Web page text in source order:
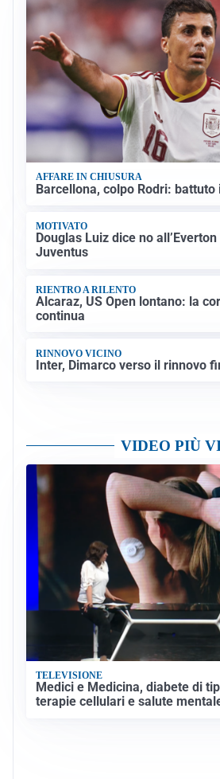
AFFARE IN CHIUSURA
Barcellona, colpo Rodri: battuto
MOTIVATO
Douglas Luiz dice no
Juventus
RIENTRO A RILENTO
Alcaraz, US Open lontano: la
continua
RINNOVO VICINO
Inter, Dimarco verso il rinnovo
VIDEO PIÙ
TELEVISIONE
Medici e Medicina, diabete di
terapie cellulari e salute